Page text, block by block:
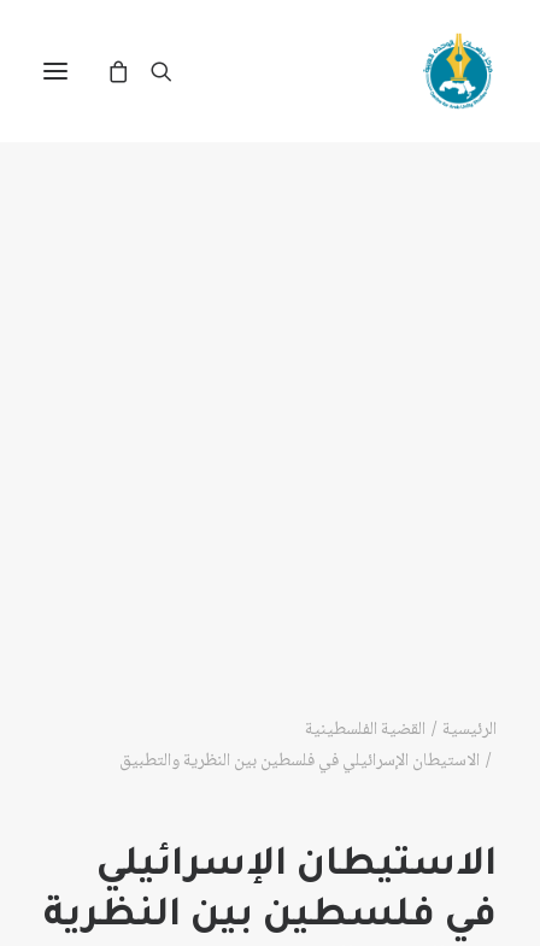
الرئيسية
القضية الفلسطينية
الاستيطان الإسرائيلي في فلسطين بين النظرية والتطبيق
الاستيطان الإسرائيلي
في فلسطين بين النظرية